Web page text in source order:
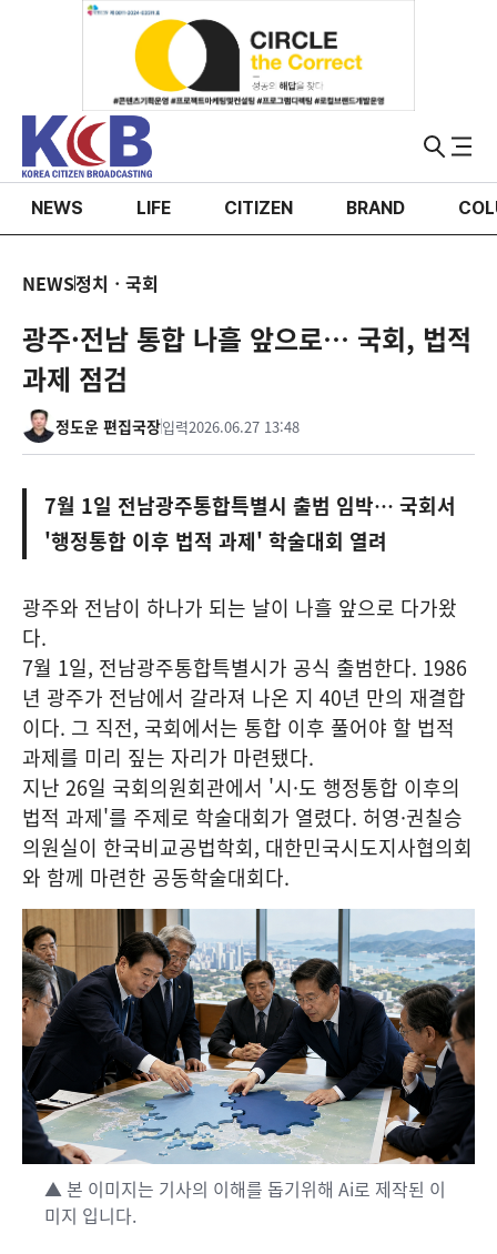
NEWS LIFE CITIZEN BRAND
NEWS정치ㆍ국회
광주·전남 통합 나흘 앞으로… 국회, 법적
과제 점검
정도운 편집국장입력2026.06.27 13:48
7월 1일 전남광주통합특별시 출범 임박… 국회서
'행정통합 이후 법적 과제' 학술대회 열려
광주와 전남이 하나가 되는 날이 나흘 앞으로 다가왔
다.
7월 1일, 전남광주통합특별시가 공식 출범한다. 1986
년 광주가 전남에서 갈라져 나온 지 40년 만의 재결합
이다. 그 직전, 국회에서는 통합 이후 풀어야 할 법적
과제를 미리 짚는 자리가 마련됐다.
지난 26일 국회의원회관에서 '시·도 행정통합 이후의
법적 과제'를 주제로 학술대회가 열렸다. 허영·권칠승
의원실이 한국비교공법학회, 대한민국시도지사협의회
와 함께 마련한 공동학술대회다.
▲ 본 이미지는 기사의 이해를 돕기위해 Ai로 제작된 이
미지 입니다.